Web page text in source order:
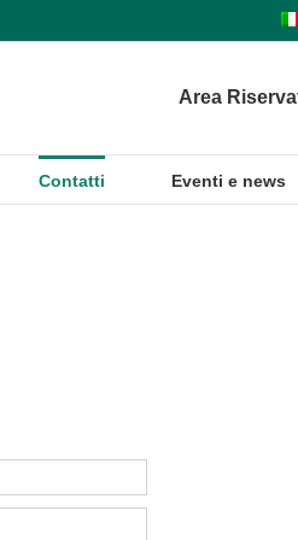
Area
Contatti Eventi e news